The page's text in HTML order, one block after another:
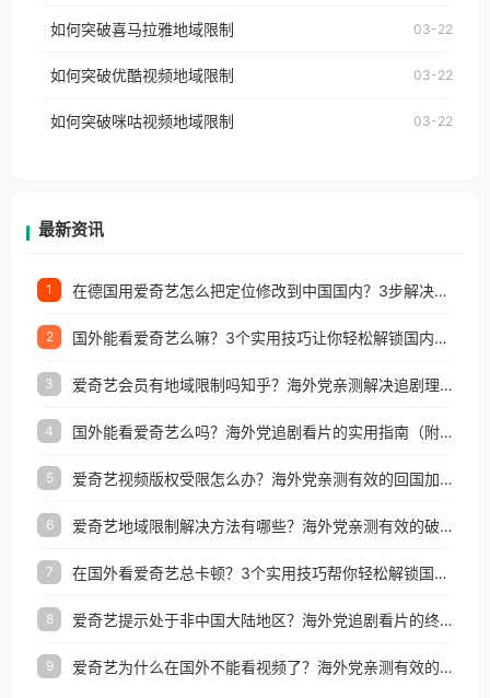
台湾、美国、加拿大、澳大利亚、欧洲等国家和地区
权限制所困扰。
国、加拿大、澳大利亚、欧洲等国家和地区时，网易
制问题，且仅能在中国大陆地区播放。 遇到这个问题
户收听网易云音乐地区版权限制」的问题，无论人在
如何突破喜马拉雅地域限制 03-22
如何突破优酷视频地域限制 03-22
如何突破咪咕视频地域限制 03-22
最新资讯
1 在德国用爱奇艺怎么把定位修改到中国国内？3步解决+2个实用场景分享
2 国外能看爱奇艺么嘛？3个实用技巧让你轻松解锁国内影视（附越南华数TV定位修改+网易云海外收费解析）
3 爱奇艺会员有地域限制吗知乎？海外党亲测解决追剧理财双难题的加速器攻略
4 国外能看爱奇艺么吗？海外党追剧看片的实用指南（附避坑技巧）
5 爱奇艺视频版权受限怎么办？海外党亲测有效的回国加速器选择指南
6 爱奇艺地域限制解决方法有哪些？海外党亲测有效的破界指南
7 在国外看爱奇艺总卡顿？3个实用技巧帮你轻松解锁国内影音与生活服务
8 爱奇艺提示处于非中国大陆地区？海外党追剧看片的终极解决方案来了
9 爱奇艺为什么在国外不能看视频了？海外党亲测有效的回国加速方案来了